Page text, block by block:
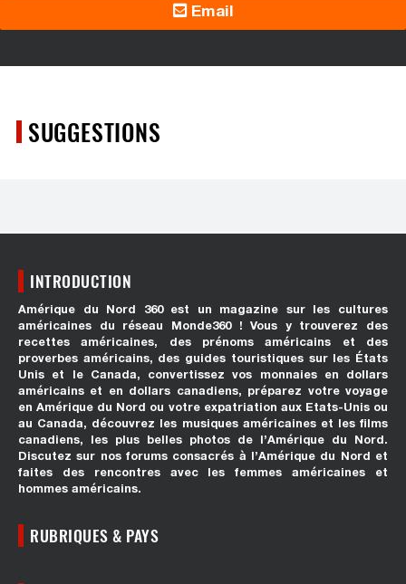
Email
SUGGESTIONS
INTRODUCTION
Amérique du Nord 360 est un magazine sur les cultures
américaines du réseau Monde360 ! Vous y trouverez des
recettes américaines, des prénoms américains et des
proverbes américains, des guides touristiques sur les États
Unis et le Canada, convertissez vos monnaies en dollars
américains et en dollars canadiens, préparez votre voyage
en Amérique du Nord ou votre expatriation aux Etats-Unis ou
au Canada, découvrez les musiques américaines et les films
canadiens, les plus belles photos de l’Amérique du Nord.
Discutez sur nos forums consacrés à l’Amérique du Nord et
faites des rencontres avec les femmes américaines et
hommes américains.
RUBRIQUES & PAYS